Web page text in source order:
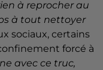
à reprocher au
à tout nettoyer
sociaux, certains
forcé à
avec ce truc,